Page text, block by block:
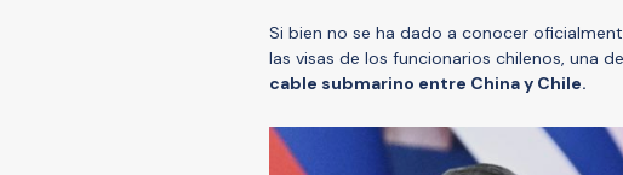
Si bien no se ha dado a conocer
las visas de los funcionarios chilenos, una
cable submarino entre China y Chile.